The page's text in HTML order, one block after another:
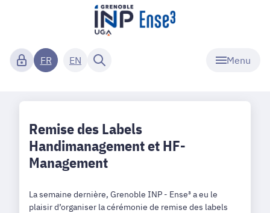
Menu
FR EN
Remise des Labels
Handimanagement et HF-
Management
La semaine dernière, Grenoble INP - Ense³ a eu le
plaisir d’organiser la cérémonie de remise des labels